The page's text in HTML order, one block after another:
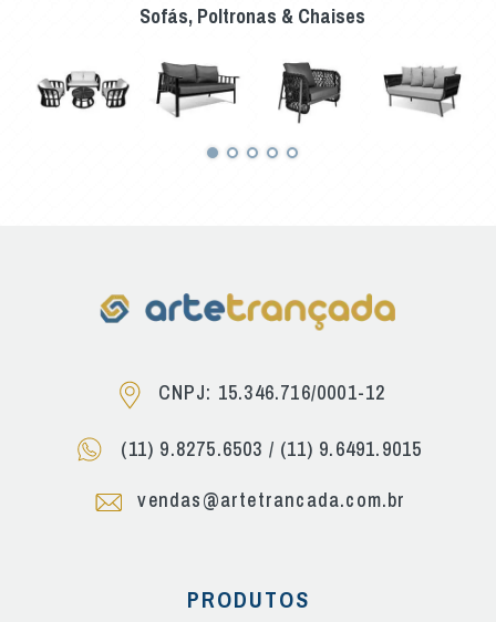
Sofás, Poltronas & Chaises
CNPJ: 15.346.716/0001-12
(11) 9.8275.6503 / (11) 9.6491.9015
vendas@artetrancada.com.br
PRODUTOS